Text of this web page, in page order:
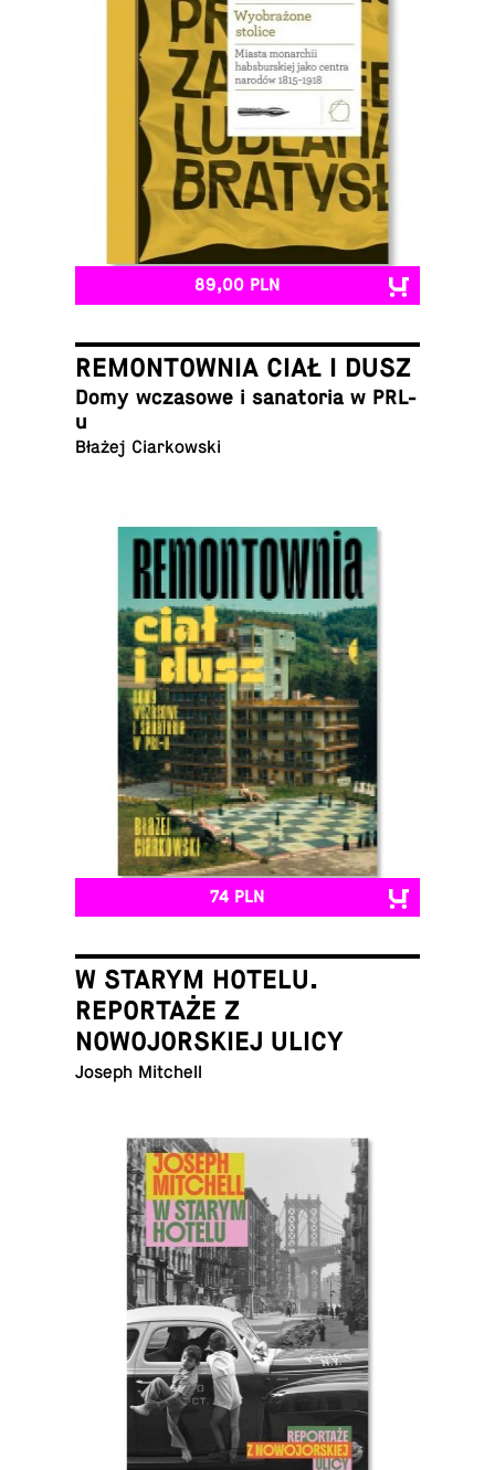
89,00 PLN
REMONTOWNIA CIAŁ I DUSZ
Domy wcza­so­we i sa­na­to­ria w PRL-
u
Błażej Ciarkowski
74 PLN
W STARYM HOTELU.
REPORTAŻE Z
NOWOJORSKIEJ ULICY
Joseph Mitchell